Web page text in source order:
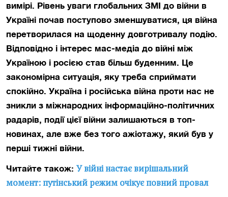
вимірі. Рівень уваги глобальних ЗМІ до війни в
Україні почав поступово зменшуватися, ця війна
перетворилася на щоденну довготривалу подію.
Відповідно і інтерес мас-медіа до війні між
Україною і росією став більш буденним. Це
закономірна ситуація, яку треба сприймати
спокійно. Україна і російська війна проти нас не
зникли з міжнародних інформаційно-політичних
радарів, події цієї війни залишаються в топ-
новинах, але вже без того ажіотажу, який був у
перші тижні війни.
Читайте також: У війні настає вирішальний
момент: путінський режим очікує повний провал